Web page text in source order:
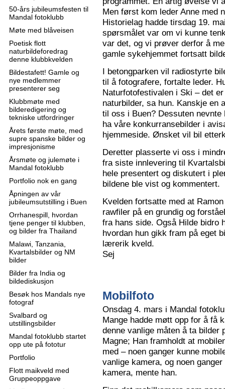
50-års jubileumsfesten til
Mandal fotoklubb
Møte med blåveisen
Poetisk flott
naturbildeforedrag
denne klubbkvelden
Bildestafett! Gamle og
nye medlemmer
presenterer seg
Klubbmøte med
bilderedigering og
tekniske utfordringer
Årets første møte, med
supre spanske bilder og
impresjonisme
Årsmøte og julemøte i
Mandal fotoklubb
Portfolio nok en gang
Åpningen av vår
jubileumsutstilling i Buen
Orrhanespill, hvordan
tjene penger til klubben,
og bilder fra Thailand
Malawi, Tanzania,
Kvartalsbilder og NM
bilder
Bilder fra India og
bildediskusjon
Besøk hos Mandals nye
fotograf
Svalbard og
utstillingsbilder
Mandal fotoklubb startet
opp ute på fototur
Portfolio
Flott maikveld med
Gruppeoppgave
Men først kom leder Anne med
Historielag hadde tirsdag 19.
spørsmålet var om vi kunne
var det, og vi prøver derfor å
gamle sykehjemmet fortsatt
I betongparken vil radiostyrte
til å fotografere, fortalte leder.
Naturfotofestivalen i Ski – det
naturbilder, sa hun. Kanskje en
til oss i Buen? Dessuten
ha våre konkurransebilder i
hjemmeside. Ønsket vil bil
Deretter plasserte vi oss i
fra siste innlevering til
hele presentert og diskutert i
bildene ble vist og kommentert.
Kvelden fortsatte med at
rawfiler på en grundig og
fra hans side. Også Hilde bidro
hvordan hun gikk fram på eget
lærerik kveld.
Sej
Mobilfoto
Onsdag 4. mars i Mandal
Mange hadde møtt opp for å få
denne vanlige måten å ta bilder
Magne; Han framholdt at
med – noen ganger kunne
vanlige kamera, og noen
kamera, mente han.